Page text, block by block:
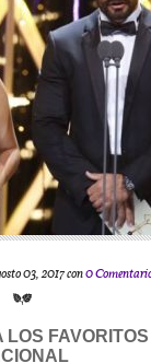
03, 2017 con0